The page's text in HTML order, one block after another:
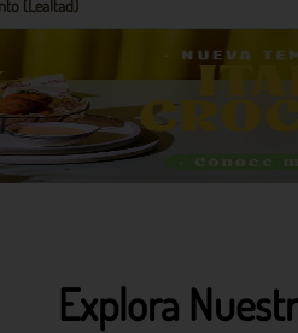
(Lealtad)
Explora